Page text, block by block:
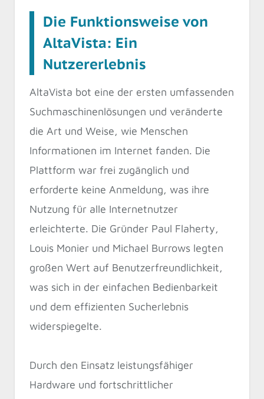
Die Funktionsweise von
AltaVista: Ein
Nutzererlebnis
AltaVista bot eine der ersten umfassenden
Suchmaschinenlösungen und veränderte
die Art und Weise, wie Menschen
Informationen im Internet fanden. Die
Plattform war frei zugänglich und
erforderte keine Anmeldung, was ihre
Nutzung für alle Internetnutzer
erleichterte. Die Gründer Paul Flaherty,
Louis Monier und Michael Burrows legten
großen Wert auf Benutzerfreundlichkeit,
was sich in der einfachen Bedienbarkeit
und dem effizienten Sucherlebnis
widerspiegelte.
Durch den Einsatz leistungsfähiger
Hardware und fortschrittlicher